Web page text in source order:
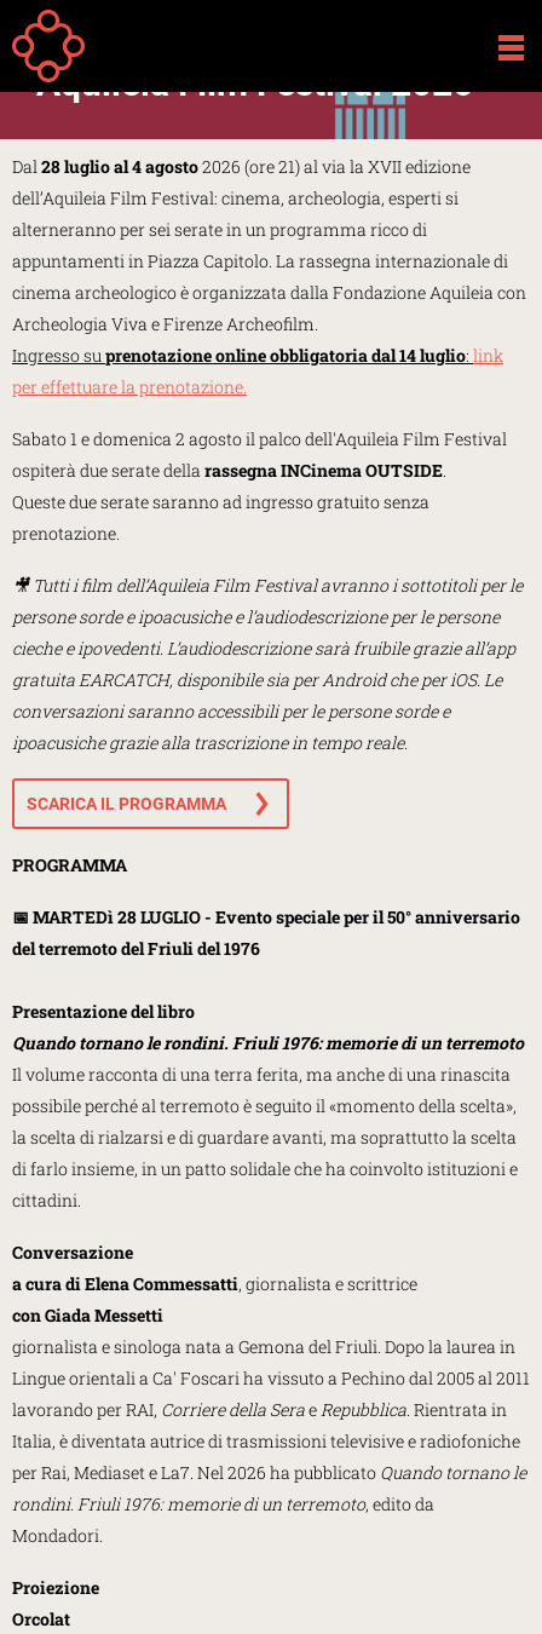
Salta al contenuto principale
Your
are
here
Home
Aquileia Film Festival 2026
Dal28 luglio al 4 agosto2026 (ore 21) al via la XVII edizione
dell’Aquileia Film Festival: cinema, archeologia, esperti si
alterneranno per sei serate in un programma ricco di
appuntamenti in Piazza Capitolo. La rassegna internazionale di
cinema archeologico è organizzata dalla Fondazione Aquileia con
Archeologia Viva e Firenze Archeofilm.
Ingresso suprenotazione online obbligatoria dal 14 luglio: link
per effettuare la prenotazione.
Sabato 1 e domenica 2 agosto il palco dell'Aquileia Film Festival
ospiterà due serate della rassegna INCinema OUTSIDE.
Queste due serate saranno ad ingresso gratuito senza
prenotazione.
🎥 Tutti i film dell’Aquileia Film Festival avranno i sottotitoli per le
persone sorde e ipoacusiche e l’audiodescrizione per le persone
cieche e ipovedenti. L’audiodescrizione sarà fruibile grazie all’app
gratuita EARCATCH, disponibile sia per Android che per iOS. Le
conversazioni saranno accessibili per le persone sorde e
ipoacusiche grazie alla trascrizione in tempo reale.
SCARICA IL PROGRAMMA
PROGRAMMA
📅 MARTEDì 28 LUGLIO - Evento speciale per il 50° anniversario
del terremoto del Friuli del 1976
Presentazione del libro
Quando tornano le rondini. Friuli 1976: memorie di un terremoto
Il volume racconta di una terra ferita, ma anche di una rinascita
possibile perché al terremoto è seguito il «momento della scelta»,
la scelta di rialzarsi e di guardare avanti, ma soprattutto la scelta
di farlo insieme, in un patto solidale che ha coinvolto istituzioni e
cittadini.
Conversazione
a cura di Elena Commessatti, giornalista e scrittrice
conGiada Messetti
giornalista e sinologa nata a Gemona del Friuli. Dopo la laurea in
Lingue orientali a Ca' Foscari ha vissuto a Pechino dal 2005 al 2011
lavorando per RAI, Corriere della Serae Repubblica. Rientrata in
Italia, è diventata autrice di trasmissioni televisive e radiofoniche
per Rai, Mediaset e La7. Nel 2026 ha pubblicato Quando tornano le
rondini. Friuli 1976: memorie di un terremoto, edito da
Mondadori.
Proiezione
Orcolat